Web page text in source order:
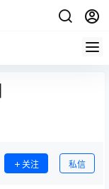
关注 私信